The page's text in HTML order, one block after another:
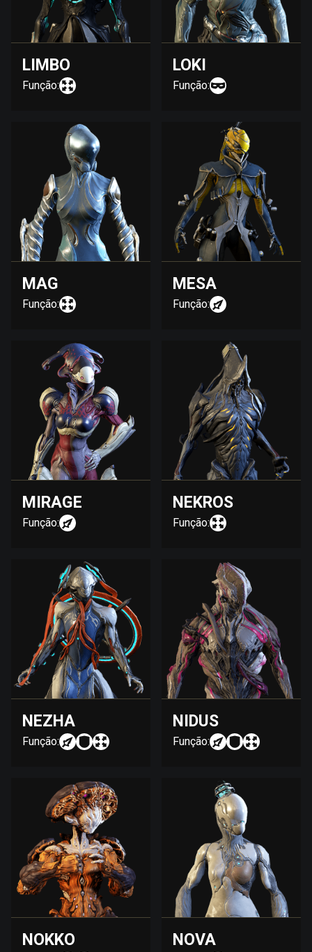
LIMBO
Função:
LOKI
Função:
MAG
Função:
MESA
Função:
MIRAGE
Função:
NEKROS
Função:
NEZHA
Função:
NIDUS
Função:
NOKKO NOVA